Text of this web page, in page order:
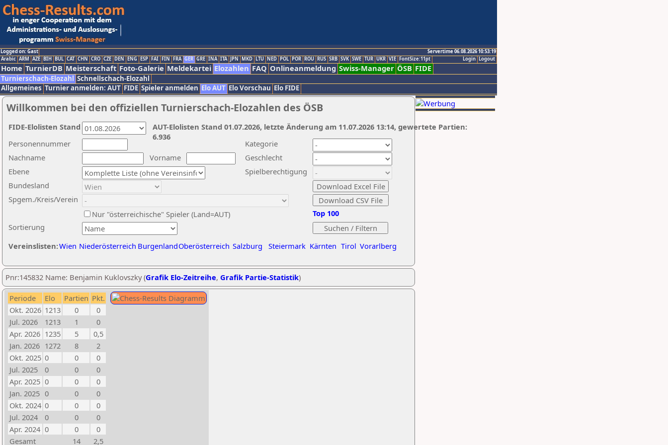
Logged on: Gast
Servertime 06.08.2026 10:53:19
Logout
Login
Arabic ARM AZE BIH BUL CAT CHN CRO CZE DEN ENG ESP FAI FIN FRA GER GRE INA ITA JPN MKD LTU NED POL POR ROU RUS SRB SVK SWE TUR UKR VIE FontSize:11pt
Home TurnierDB Meisterschaft Foto-Galerie Meldekartei Elozahlen FAQ Onlineanmeldung Swiss-Manager ÖSB FIDE
Turnierschach-Elozahl Schnellschach-Elozahl
Allgemeines Turnier anmelden: AUT FIDE Spieler anmelden Elo AUT Elo Vorschau Elo FIDE
Willkommen bei den offiziellen Turnierschach-Elozahlen des ÖSB
Nachname
Vorname
Ebene
Kategorie
Sortierung
Personennummer
Bundesland
Spgem./Kreis/Verein
Geschlecht
Nur "österreichische" Spieler (Land=AUT)
Spielberechtigung
Vereinslisten:Wien Niederösterreich BurgenlandOberösterreich Salzburg Steiermark Kärnten Tirol Vorarlberg
Top 100
AUT-Elolisten Stand 01.07.2026, letzte Änderung am 11.07.2026 13:14, gewertete Partien:
6.936
FIDE-Elolisten Stand
Pnr:145832 Name: Benjamin Kuklovszky (Grafik Elo-Zeitreihe, Grafik Partie-Statistik)
Periode Elo Partien Pkt.
Okt. 2026 1213 0
0
Jul. 2026
1213 1
0
Apr. 2026 1235 5
0,5
Jan. 2026 1272 8
2
Okt. 2025 0 0
0
Jul. 2025
0 0
0
Apr. 2025 0 0
0
Jan. 2025 0 0
0
Okt. 2024 0 0
0
Jul. 2024
0 0
0
Apr. 2024 0 0
0
Gesamt
14 2,5